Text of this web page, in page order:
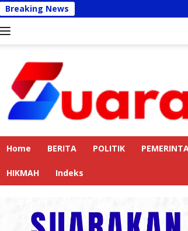
Breaking News Kapolres
Home BERITA POLITIK
HIKMAH Indeks